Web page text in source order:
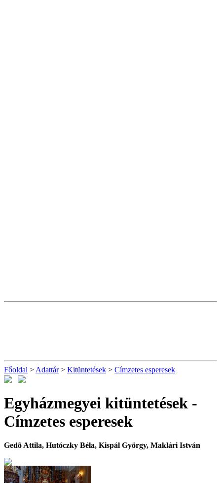
Főoldal > Adattár> Kitüntetések > Címzetes esperesek
Egyházmegyei kitüntetések -
Címzetes esperesek
Gedõ Attila, Hutóczky Béla, Kispál György, Maklári István